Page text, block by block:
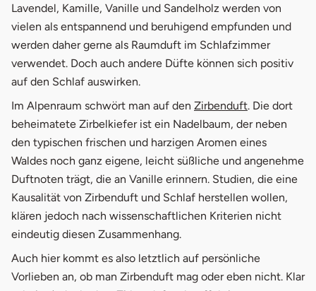
Lavendel, Kamille, Vanille und Sandelholz werden von
vielen als entspannend und beruhigend empfunden und
werden daher gerne als Raumduft im Schlafzimmer
verwendet. Doch auch andere Düfte können sich positiv
auf den Schlaf auswirken.
Im Alpenraum schwört man auf den Zirbenduft. Die dort
beheimatete Zirbelkiefer ist ein Nadelbaum, der neben
den typischen frischen und harzigen Aromen eines
Waldes noch ganz eigene, leicht süßliche und angenehme
Duftnoten trägt, die an Vanille erinnern. Studien, die eine
Kausalität von Zirbenduft und Schlaf herstellen wollen,
klären jedoch nach wissenschaftlichen Kriterien nicht
eindeutig diesen Zusammenhang.
Auch hier kommt es also letztlich auf persönliche
Vorlieben an, ob man Zirbenduft mag oder eben nicht. Klar